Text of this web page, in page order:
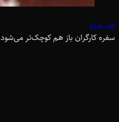
خبر ویژه
سفره کارگران باز هم کوچک‌تر می‌شود